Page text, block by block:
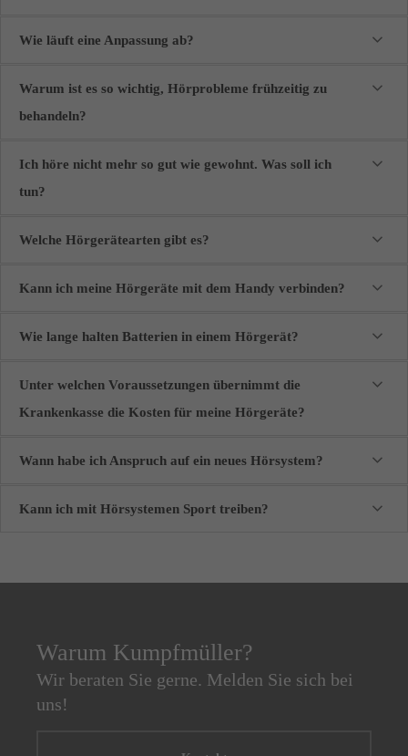
Wie läuft eine Anpassung ab?
Warum ist es so wichtig, Hörprobleme frühzeitig zu
behandeln?
Ich höre nicht mehr so gut wie gewohnt. Was soll ich
tun?
Welche Hörgerätearten gibt es?
Kann ich meine Hörgeräte mit dem Handy verbinden?
Wie lange halten Batterien in einem Hörgerät?
Unter welchen Voraussetzungen übernimmt die
Krankenkasse die Kosten für meine Hörgeräte?
Wann habe ich Anspruch auf ein neues Hörsystem?
Kann ich mit Hörsystemen Sport treiben?
Warum Kumpfmüller?
Wir beraten Sie gerne. Melden Sie sich bei
uns!